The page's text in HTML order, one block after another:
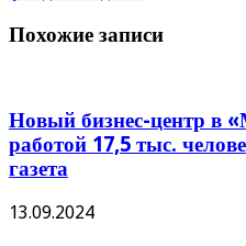
Похожие записи
Новый бизнес-центр в
работой 17,5 тыс.
газета
13.09.2024